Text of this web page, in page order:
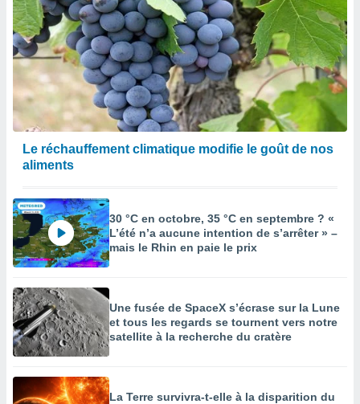
Le réchauffement climatique modifie le goût de nos
aliments
30 °C en octobre, 35 °C en septembre ? «
L’été n’a aucune intention de s’arrêter » –
mais le Rhin en paie le prix
Une fusée de SpaceX s’écrase sur la Lune
et tous les regards se tournent vers notre
satellite à la recherche du cratère
La Terre survivra-t-elle à la disparition du